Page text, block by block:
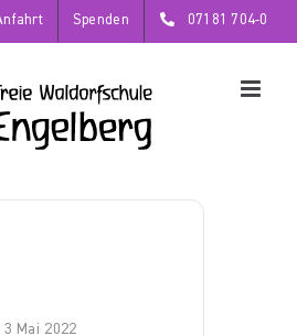
Spenden 07181 704-0
Mai 2022